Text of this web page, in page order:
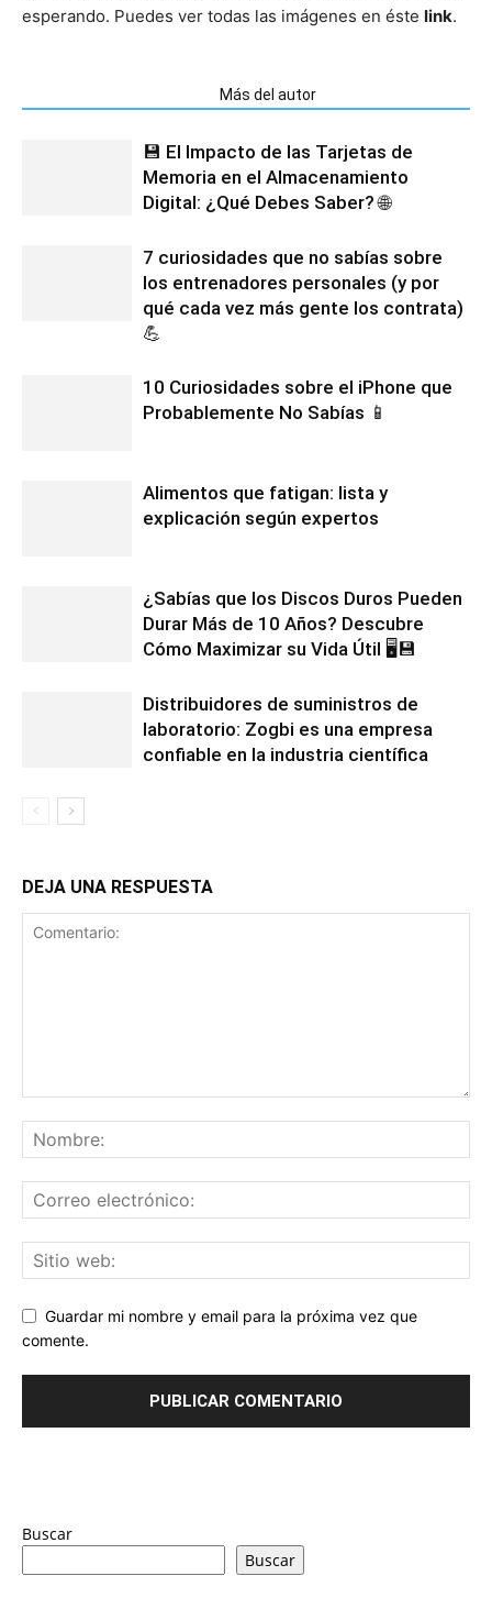
esperando. Puedes ver todas las imágenes en éste link.
Más del autor
💾 El Impacto de las Tarjetas de
Memoria en el Almacenamiento
Digital: ¿Qué Debes Saber? 🌐
7 curiosidades que no sabías sobre
los entrenadores personales (y por
qué cada vez más gente los contrata)
💪
10 Curiosidades sobre el iPhone que
Probablemente No Sabías 📱
Alimentos que fatigan: lista y
explicación según expertos
¿Sabías que los Discos Duros Pueden
Durar Más de 10 Años? Descubre
Cómo Maximizar su Vida Útil 🖥️💾
Distribuidores de suministros de
laboratorio: Zogbi es una empresa
confiable en la industria científica
DEJA UNA RESPUESTA
Guardar mi nombre y email para la próxima vez que
comente.
Buscar
Buscar